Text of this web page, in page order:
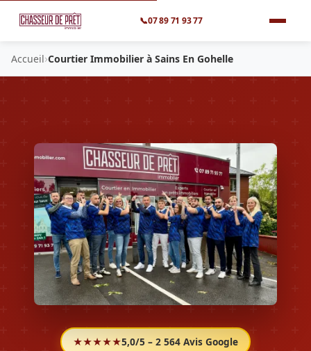
📞07 89 71 93 77
Accueil›Courtier Immobilier à Sains En Gohelle
★★★★★5,0/5 – 2 564 Avis Google